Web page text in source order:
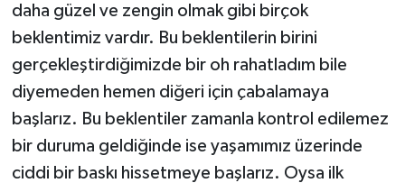
daha güzel ve zengin olmak gibi birçok
beklentimiz vardır. Bu beklentilerin birini
gerçekleştirdiğimizde bir oh rahatladım bile
diyemeden hemen diğeri için çabalamaya
başlarız. Bu beklentiler zamanla kontrol edilemez
bir duruma geldiğinde ise yaşamımız üzerinde
ciddi bir baskı hissetmeye başlarız. Oysa ilk